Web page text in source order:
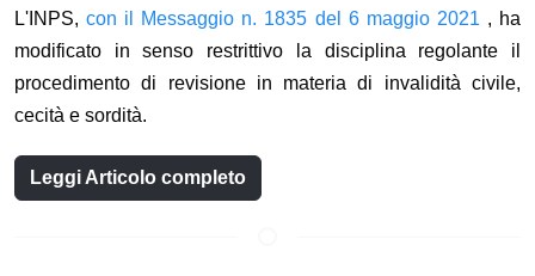
L'INPS,con il Messaggio n. 1835 del 6 maggio 2021 , ha
modificato in senso restrittivo la disciplina regolante il
procedimento di revisione in materia di invalidità civile,
cecità e sordità.
Leggi Articolo completo